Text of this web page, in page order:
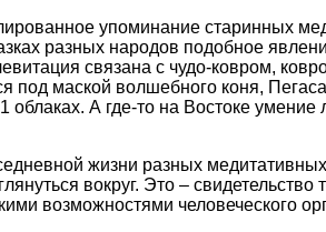
упоминание старинных
разных народов подобное
связана с чудо-ковром,
под маской волшебного коня,
облаках. А где-то на Востоке умение
жизни разных
вокруг. Это – свидетельство
возможностями человеческого